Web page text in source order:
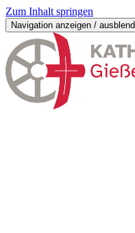
Zum Inhalt springen
Navigation anzeigen /